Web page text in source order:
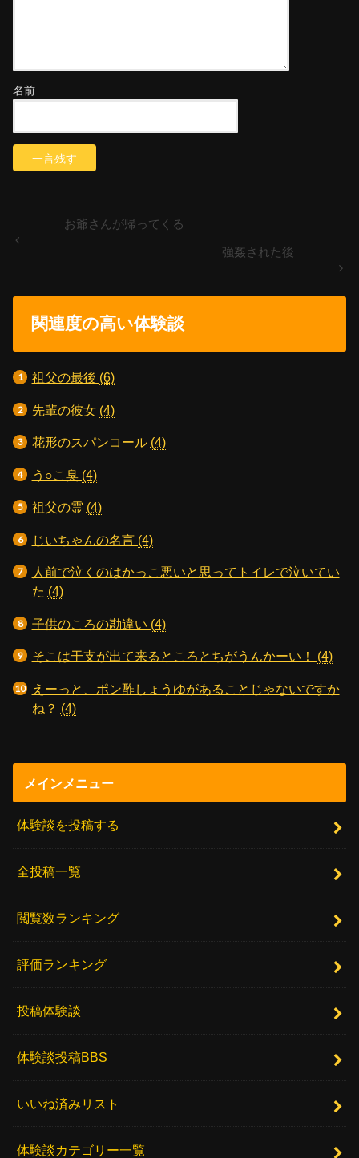
名前
お爺さんが帰ってくる
強姦された後
関連度の高い体験談
祖父の最後 (6)
先輩の彼女 (4)
花形のスパンコール (4)
う○こ臭 (4)
祖父の霊 (4)
じいちゃんの名言 (4)
人前で泣くのはかっこ悪いと思ってトイレで泣いてい
た (4)
子供のころの勘違い (4)
そこは干支が出て来るところとちがうんかーい！ (4)
えーっと、ポン酢しょうゆがあることじゃないですか
ね？ (4)
メインメニュー
体験談を投稿する
全投稿一覧
閲覧数ランキング
評価ランキング
投稿体験談
体験談投稿BBS
いいね済みリスト
体験談カテゴリー一覧